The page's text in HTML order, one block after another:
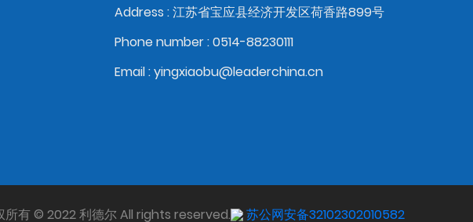
Address : 江苏省宝应县经济开发区荷香路899号
Phone number : 0514-88230111
Email : yingxiaobu@leaderchina.cn
所有 © 2022 利德尔 All rights reserved. 苏公网安备32102302010582